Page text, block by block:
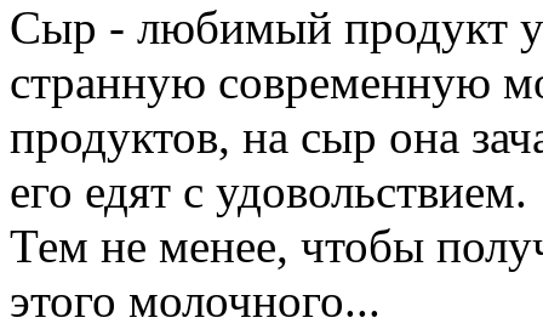
Сыр - любимый продукт
странную современную
продуктов, на сыр она
его едят с удовольствием.
Тем не менее, чтобы
этого молочного...